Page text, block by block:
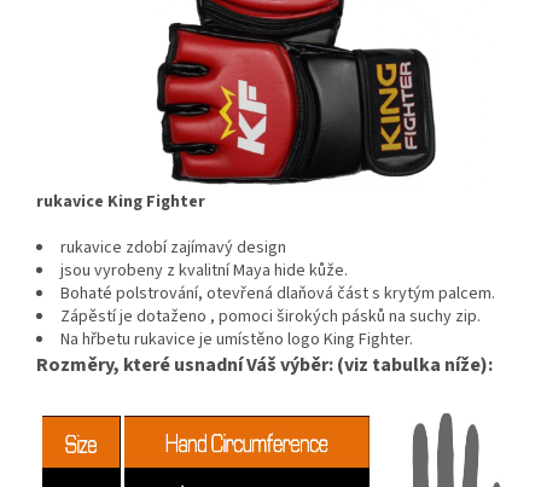
rukavice King Fighter
rukavice zdobí zajímavý design
jsou vyrobeny z kvalitní Maya hide kůže.
Bohaté polstrování, otevřená dlaňová část s krytým palcem.
Zápěstí je dotaženo , pomoci širokých pásků na suchy zip.
Na hřbetu rukavice je umístěno logo King Fighter.
Rozměry, které usnadní Váš výběr: (viz tabulka níže):